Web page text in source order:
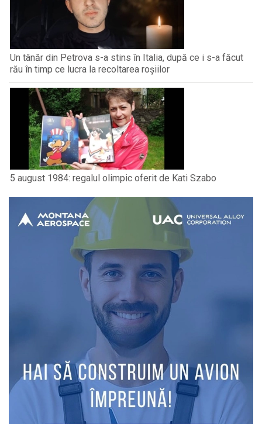
Un tânăr din Petrova s-a stins în Italia, după ce i s-a făcut
rău în timp ce lucra la recoltarea roșiilor
5 august 1984: regalul olimpic oferit de Kati Szabo